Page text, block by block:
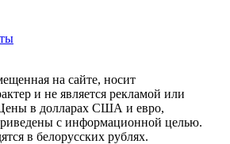
на сайте, носит
и не является рекламой или
в долларах США и евро,
с информационной целью.
в белорусских рублях.